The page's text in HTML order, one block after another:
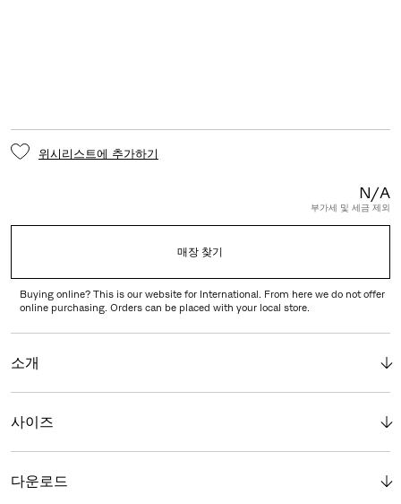
위시리스트에 추가하기
N/A
부가세 및 세금 제외
매장 찾기
Buying online? This is our website for International. From here we do not offer
online purchasing. Orders can be placed with your local store.
소개
사이즈
다운로드